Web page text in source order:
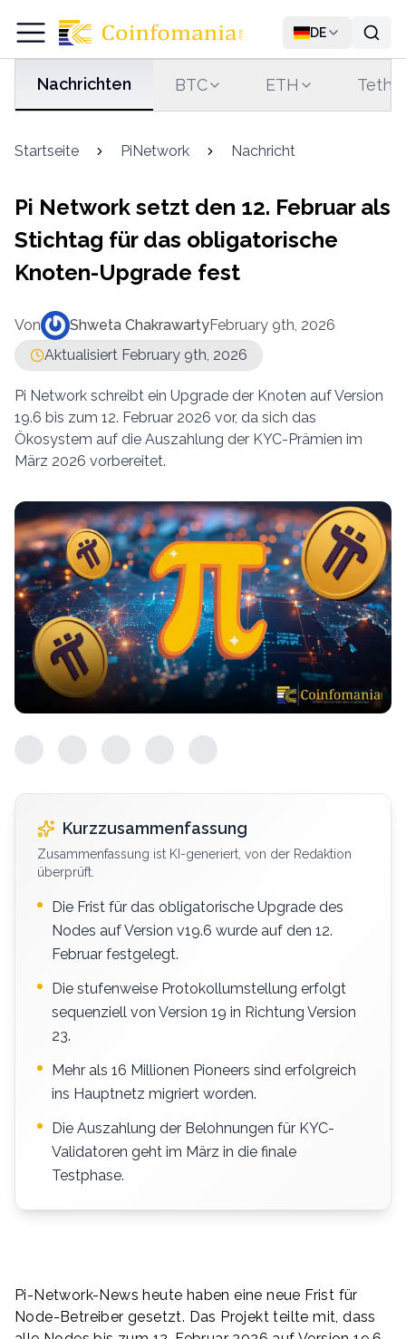
DE
Nachrichten BTC ETH
Startseite PiNetwork Nachricht
Pi Network setzt den 12. Februar als
Stichtag für das obligatorische
Knoten-Upgrade fest
Von Shweta ChakrawartyFebruary 9th, 2026
Aktualisiert February 9th, 2026
Pi Network schreibt ein Upgrade der Knoten auf Version
19.6 bis zum 12. Februar 2026 vor, da sich das
Ökosystem auf die Auszahlung der KYC-Prämien im
März 2026 vorbereitet.
Kurzzusammenfassung
Zusammenfassung ist KI-generiert, von der Redaktion
überprüft.
Die Frist für das obligatorische Upgrade des
Nodes auf Version v19.6 wurde auf den 12.
Februar festgelegt.
Die stufenweise Protokollumstellung erfolgt
sequenziell von Version 19 in Richtung Version
23.
Mehr als 16 Millionen Pioneers sind erfolgreich
ins Hauptnetz migriert worden.
Die Auszahlung der Belohnungen für KYC-
Validatoren geht im März in die finale
Testphase.
Pi-Network-News heute haben eine neue Frist für
Node-Betreiber gesetzt. Das Projekt teilte mit, dass